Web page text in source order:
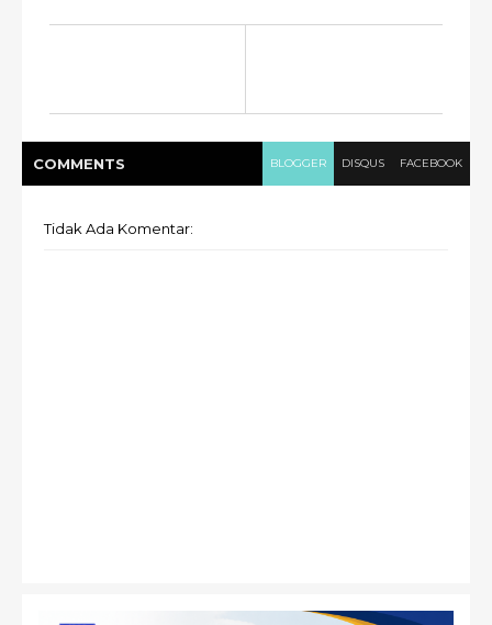
COMMENTS BLOGGER DISQUS FACEBOOK
Tidak Ada Komentar: